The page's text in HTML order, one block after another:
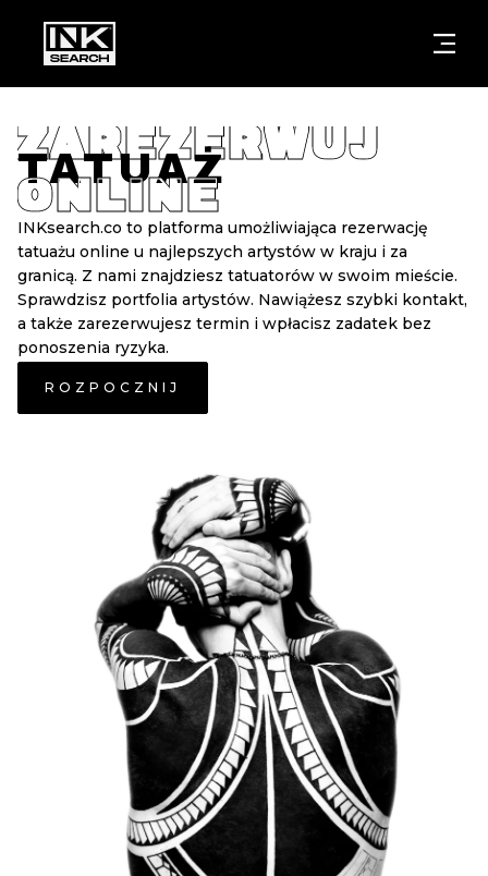
WARSZAWA POZNAŃ
KRAKÓW
WROCŁAW ŁÓDŹ
BERLIN WIEDEŃ
AMSTERDAM
PRAGA
ZAREZERWUJ
TATUAŻ
ONLINE
INKsearch.co to platforma umożliwiająca rezerwację
tatuażu online u najlepszych artystów w kraju i za
granicą. Z nami znajdziesz tatuatorów w swoim mieście.
Sprawdzisz portfolia artystów. Nawiążesz szybki kontakt,
a także zarezerwujesz termin i wpłacisz zadatek bez
ponoszenia ryzyka.
ROZPOCZNIJ